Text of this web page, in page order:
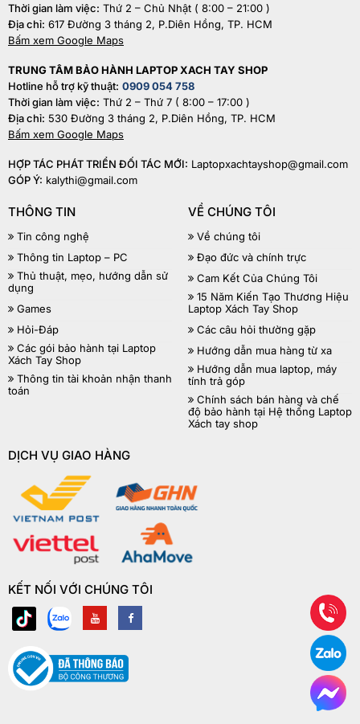
Thời gian làm việc: Thứ 2 – Chủ Nhật ( 8:00 – 21:00 )
Địa chỉ: 617 Đường 3 tháng 2, P.Diên Hồng, TP. HCM
Bấm xem Google Maps
TRUNG TÂM BẢO HÀNH LAPTOP XACH TAY SHOP
Hotline hỗ trợ kỹ thuật: 0909 054 758
Thời gian làm việc: Thứ 2 – Thứ 7 ( 8:00 – 17:00 )
Địa chỉ: 530 Đường 3 tháng 2, P.Diên Hồng, TP. HCM
Bấm xem Google Maps
HỢP TÁC PHÁT TRIỂN ĐỐI TÁC MỚI: Laptopxachtayshop@gmail.com
GÓP Ý: kalythi@gmail.com
THÔNG TIN
Tin công nghệ
Thông tin Laptop – PC
Thủ thuật, mẹo, hướng dẫn sử
dụng
Games
Hỏi-Đáp
Các gói bảo hành tại Laptop
Xách Tay Shop
Thông tin tài khoản nhận thanh
toán
VỀ CHÚNG TÔI
Về chúng tôi
Đạo đức và chính trực
Cam Kết Của Chúng Tôi
15 Năm Kiến Tạo Thương Hiệu
Laptop Xách Tay Shop
Các câu hỏi thường gặp
Hướng dẫn mua hàng từ xa
Hướng dẫn mua laptop, máy
tính trả góp
Chính sách bán hàng và chế
độ bảo hành tại Hệ thống Laptop
Xách tay shop
DỊCH VỤ GIAO HÀNG
KẾT NỐI VỚI CHÚNG TÔI